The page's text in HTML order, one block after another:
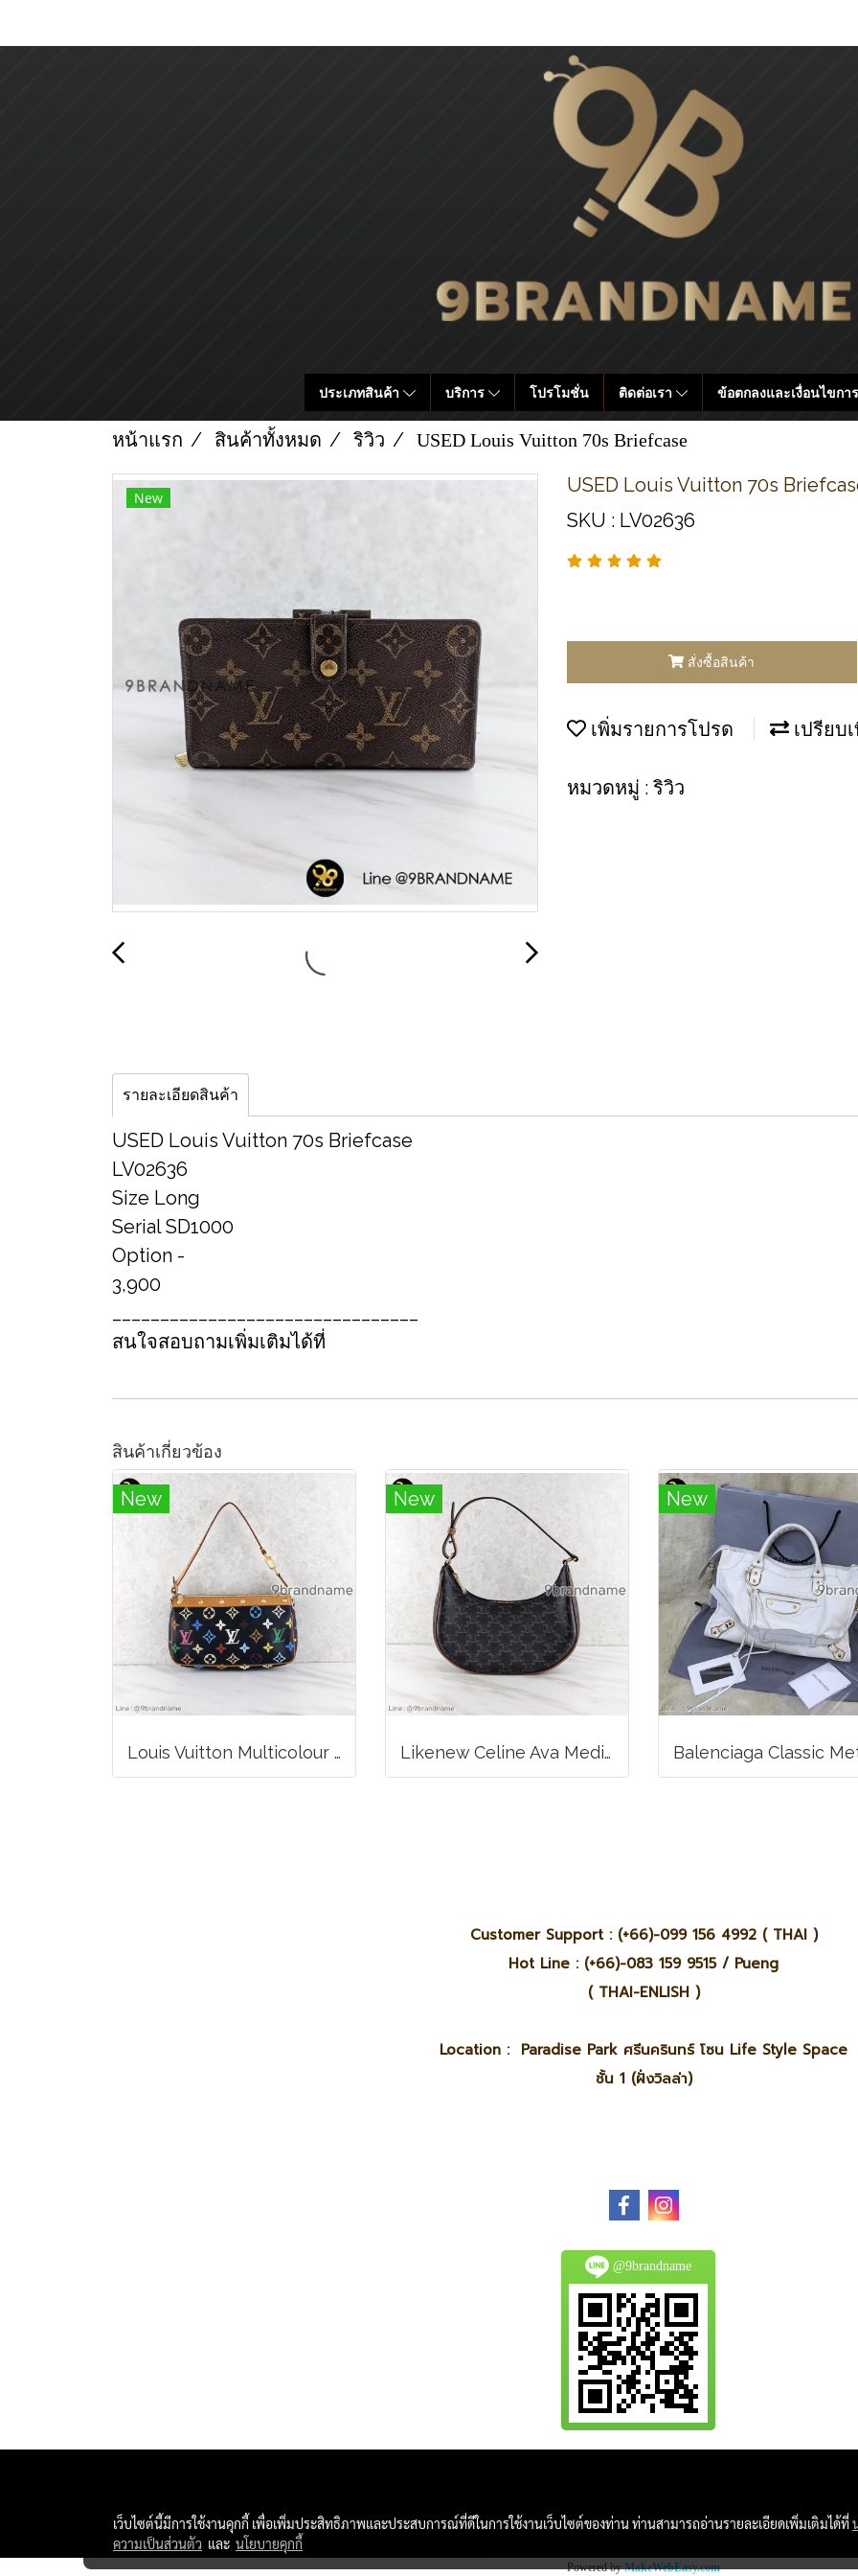
ประเภทสินค้า บริการ โปรโมชั่น ติดต่อเรา ข้อตกลงและเงื่อนไขกา
หน้าแรก สินค้าทั้งหมด ริวิว USED Louis Vuitton 70s Briefcase
New
USED Louis Vuitton 70s
SKU : LV02636
สั่งซื้อสินค้า
เพิ่มรายการโปรด เปรียบ
หมวดหมู่ : ริวิว
รายละเอียดสินค้า
USED Louis Vuitton 70s Briefcase
LV02636
Size Long
Serial​ SD1000
Option​ -
3,900
สนใจสอบถามเพิ่มเติมได้ที่
สินค้าเกี่ยวข้อง
New
Louis Vuitton Multicolour Pochette Canvas
New
Likenew Celine Ava Medium Triomphe Canvas
New
Customer Support : (+66)-099 156 4992 ( THAI )
Hot Line : (+66)-083 159 9515 / Pueng
( THAI-ENLISH )
Location : Paradise Park ศรีนครินทร์ โซน Life Style Space
ชั้น 1 (ฝั่งวิลล่า)
@9brandname
All Photo in this website were taken by 9Brandname's
Powered byMakeWebEasy.com
เว็บไซต์นี้มีการใช้งานคุกกี้ เพื่อเพิ่มประสิทธิภาพและประสบการณ์ที่ดีในการใช้งานเว็บไซต์ของท่าน ท่านสามารถอ่านรายละเอียดเพิ่มเติมได้ที่
ความเป็นส่วนตัว และ นโยบายคุกกี้